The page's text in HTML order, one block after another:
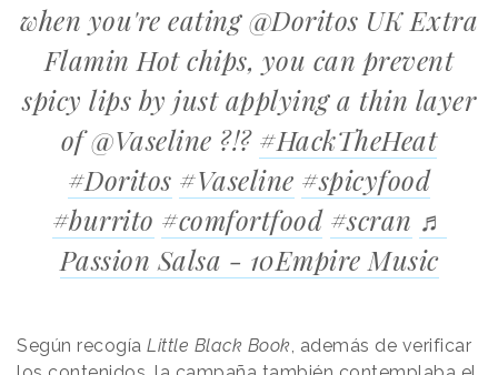
when you're eating @Doritos UK Extra
Flamin Hot chips, you can prevent
spicy lips by just applying a thin layer
of @Vaseline ?!? #HackTheHeat
#Doritos #Vaseline #spicyfood
#burrito #comfortfood #scran ♬
Passion Salsa - 10Empire Music
Según recogía Little Black Book, además de verificar